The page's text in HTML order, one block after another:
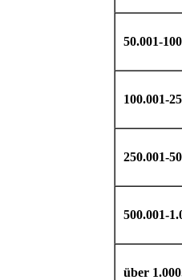
50.001-
100.001-
250.001-
500.001-
über